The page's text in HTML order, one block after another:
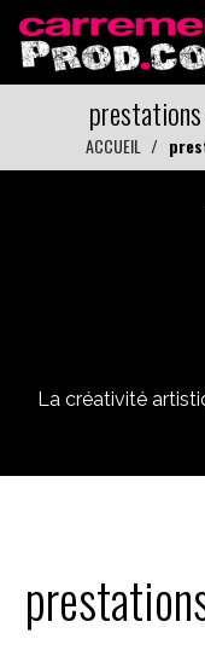
ACCUEIL
La créativité